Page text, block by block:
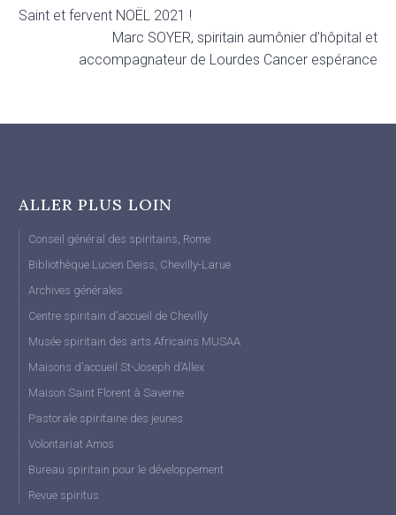
Saint et fervent NOËL 2021 !
Marc SOYER, spiritain aumônier d’hôpital et
accompagnateur de Lourdes Cancer espérance
ALLER PLUS LOIN
Conseil général des spiritains, Rome
Bibliothèque Lucien Deiss, Chevilly-Larue
Archives générales
Centre spiritain d’accueil de Chevilly
Musée spiritain des arts Africains MUSAA
Maisons d’accueil St-Joseph d’Allex
Maison Saint Florent à Saverne
Pastorale spiritaine des jeunes
Volontariat Amos
Bureau spiritain pour le développement
Revue spiritus